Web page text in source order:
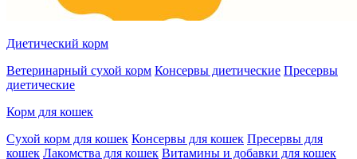
Диетический корм
Ветеринарный сухой корм Консервы диетические Пресервы
диетические
Корм для кошек
Сухой корм для кошек Консервы для кошек Пресервы для
кошек Лакомства для кошек Витамины и добавки для кошек